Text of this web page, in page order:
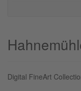
Digital FineArt